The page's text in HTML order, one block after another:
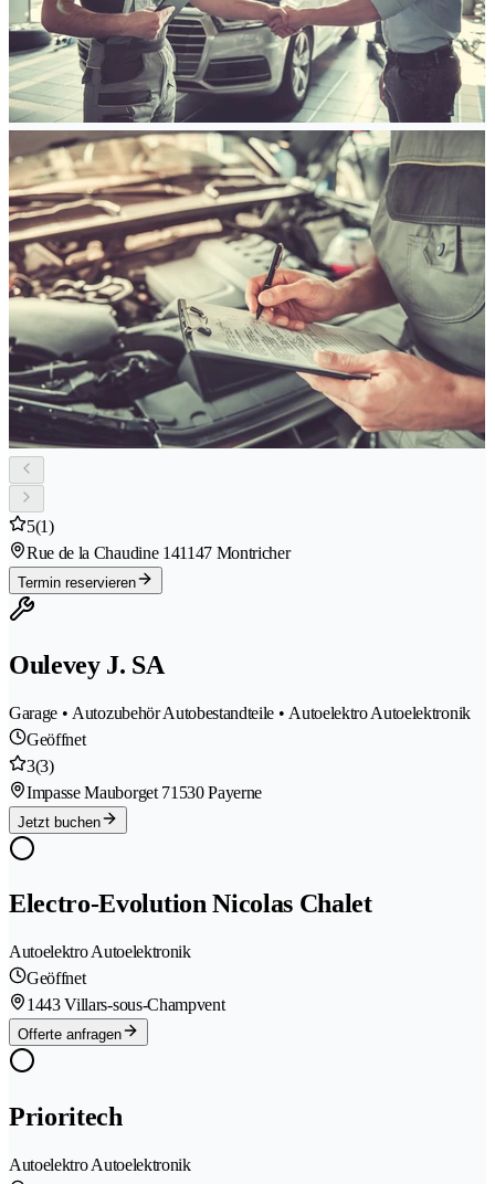
5(1)
Rue de la Chaudine 141147 Montricher
Termin reservieren
Oulevey J. SA
Garage • Autozubehör Autobestandteile • Autoelektro Autoelektronik
Geöffnet
3(3)
Impasse Mauborget 71530 Payerne
Jetzt buchen
Electro-Evolution Nicolas Chalet
Autoelektro Autoelektronik
Geöffnet
1443 Villars-sous-Champvent
Offerte anfragen
Prioritech
Autoelektro Autoelektronik